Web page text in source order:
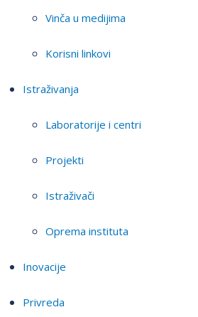
Vinča u medijima
Korisni linkovi
Istraživanja
Laboratorije i centri
Projekti
Istraživači
Oprema instituta
Inovacije
Privreda